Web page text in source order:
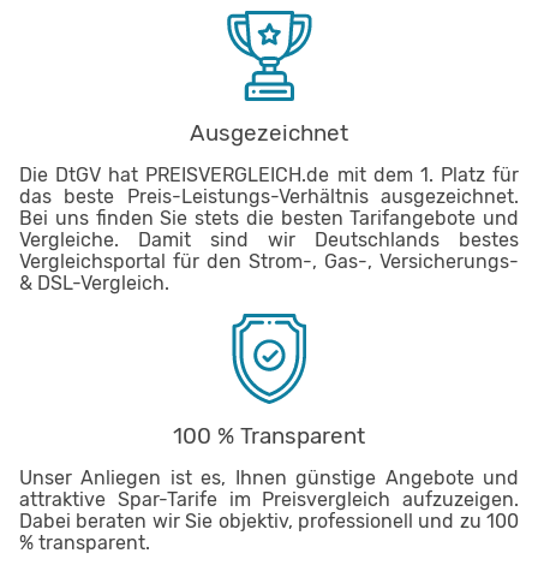
Ausgezeichnet
Die DtGV hat PREISVERGLEICH.de mit dem 1. Platz für
das beste Preis-Leistungs-Verhältnis ausgezeichnet.
Bei uns finden Sie stets die besten Tarifangebote und
Vergleiche. Damit sind wir Deutschlands bestes
Vergleichsportal für den Strom-, Gas-, Versicherungs-
& DSL-Vergleich.
100 % Transparent
Unser Anliegen ist es, Ihnen günstige Angebote und
attraktive Spar-Tarife im Preisvergleich aufzuzeigen.
Dabei beraten wir Sie objektiv, professionell und zu 100
% transparent.